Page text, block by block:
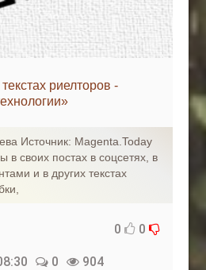
риелторов -
Источник: Magenta.Today
в своих постах в соцсетях, в
и в других текстах
0 0
0 904